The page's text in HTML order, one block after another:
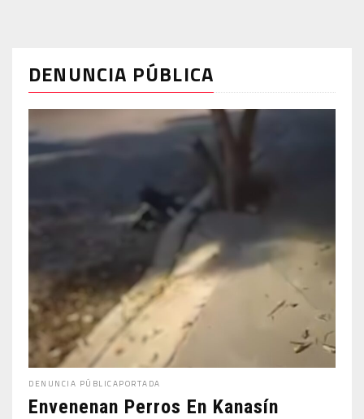
DENUNCIA PÚBLICA
DENUNCIA PÚBLICAPORTADA
Envenenan Perros En Kanasín